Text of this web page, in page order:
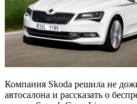
Компания Skoda решила не
автосалона и рассказать о